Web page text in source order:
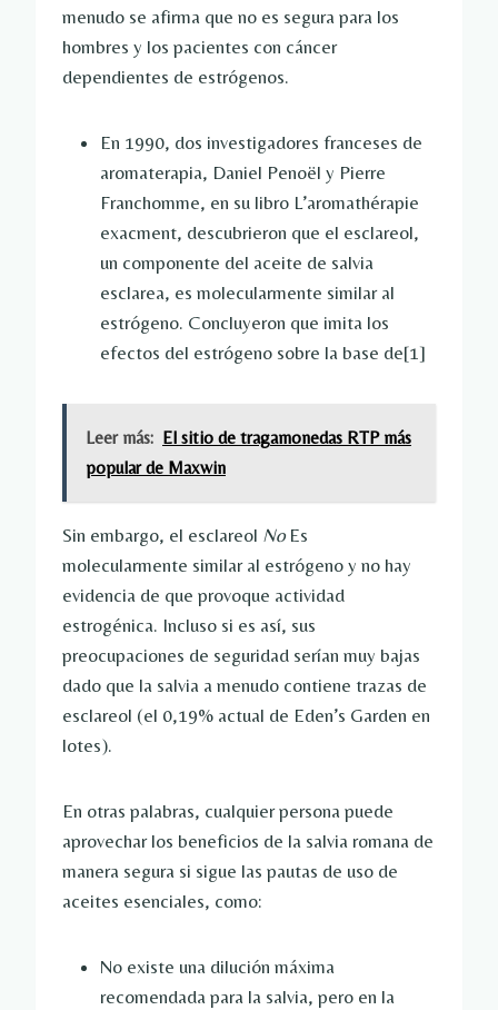
menudo se afirma que no es segura para los
hombres y los pacientes con cáncer
dependientes de estrógenos.
En 1990, dos investigadores franceses de
aromaterapia, Daniel Penoël y Pierre
Franchomme, en su libro L’aromathérapie
exacment, descubrieron que el esclareol,
un componente del aceite de salvia
esclarea, es molecularmente similar al
estrógeno. Concluyeron que imita los
efectos del estrógeno sobre la base de[1]
Leer más: El sitio de tragamonedas RTP más
popular de Maxwin
Sin embargo, el esclareol NoEs
molecularmente similar al estrógeno y no hay
evidencia de que provoque actividad
estrogénica. Incluso si es así, sus
preocupaciones de seguridad serían muy bajas
dado que la salvia a menudo contiene trazas de
esclareol (el 0,19% actual de Eden’s Garden en
lotes).
En otras palabras, cualquier persona puede
aprovechar los beneficios de la salvia romana de
manera segura si sigue las pautas de uso de
aceites esenciales, como:
No existe una dilución máxima
recomendada para la salvia, pero en la